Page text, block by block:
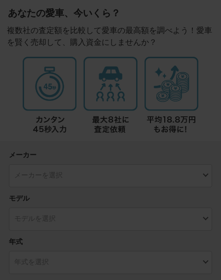
あなたの愛車、今いくら？
複数社の査定額を比較して愛車の最高額を調べよう！愛車
を賢く売却して、購入資金にしませんか？
メーカー
モデル
年式